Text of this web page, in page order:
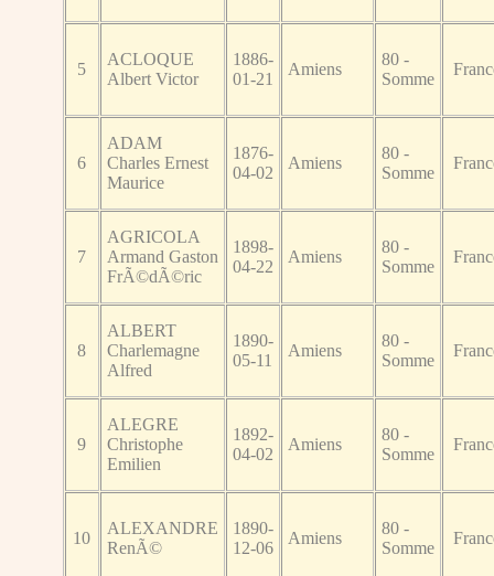
5
ACLOQUE
Albert Victor
1886-
01-21
Amiens
80 -
Somme
6
ADAM
Charles Ernest
Maurice
1876-
04-02
Amiens
80 -
Somme
7
AGRICOLA
Armand Gaston
FrÃ©dÃ©ric
1898-
04-22
Amiens
80 -
Somme
8
ALBERT
Charlemagne
Alfred
1890-
05-11
Amiens
80 -
Somme
9
ALEGRE
Christophe
Emilien
1892-
04-02
Amiens
80 -
Somme
10
ALEXANDRE
RenÃ©
1890-
12-06
Amiens
80 -
Somme